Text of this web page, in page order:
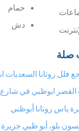
حمام
دش
صلة
فلل روتانا
القصر ابوظبي في
ياس روتانا أبوظبي
بلو، أبو ظبي